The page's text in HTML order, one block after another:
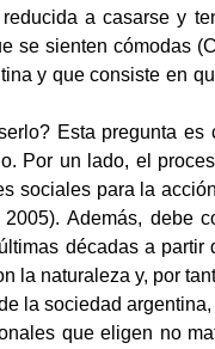
a casarse y
sienten cómodas
y que consiste en
Esta pregunta
Por un lado, el
para la
Además,
décadas a
naturaleza y, por
la sociedad
que eligen no